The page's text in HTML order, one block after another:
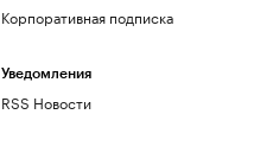
Корпоративная подписка
Уведомления
RSS Новости